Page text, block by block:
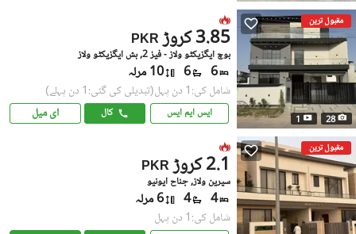
مقبول ترین
28
1
PKR 3.85 کروڑ
بوچ ایگزیکٹو ولاز - فیز 2, بش ایگزیکٹو ولاز
6
6 10 مرلہ
شامل کی:1 دن پہل (تبدیلی کی گئی:1 دن پہلے)
ایس ایم ایس کال ای میل
مقبول ترین
PKR 2.1 کروڑ
سیرین ولاز, جناح ایونیو
4
4 6 مرلہ
شامل کی:1 دن پہل